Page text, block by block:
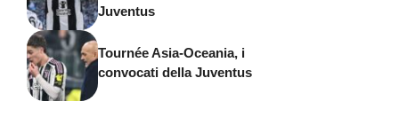
Juventus
Tournée Asia-Oceania, i
convocati della Juventus